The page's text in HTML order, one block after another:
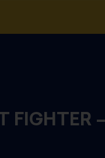
FIGHTER